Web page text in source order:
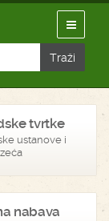
tvrtke
ustanove i
nabava